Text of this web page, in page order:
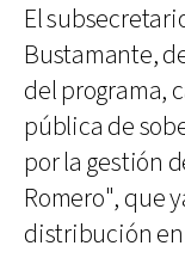
El
Bustamante,
del programa,
pública de
por la gestión
Romero", que
distribución